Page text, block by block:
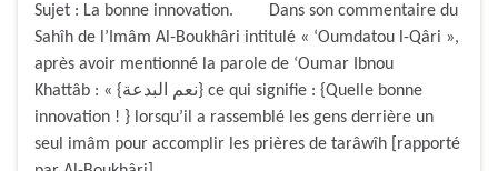
Sujet : La bonne innovation. Dans son commentaire du
Sahîh de l’Imâm Al-Boukhâri intitulé « ‘Oumdatou l-Qâri »,
après avoir mentionné la parole de ‘Oumar Ibnou
Khattâb : « {نعم البدعة} ce qui signifie : {Quelle bonne
innovation ! } lorsqu’il a rassemblé les gens derrière un
seul imâm pour accomplir les prières de tarâwîh [rapporté